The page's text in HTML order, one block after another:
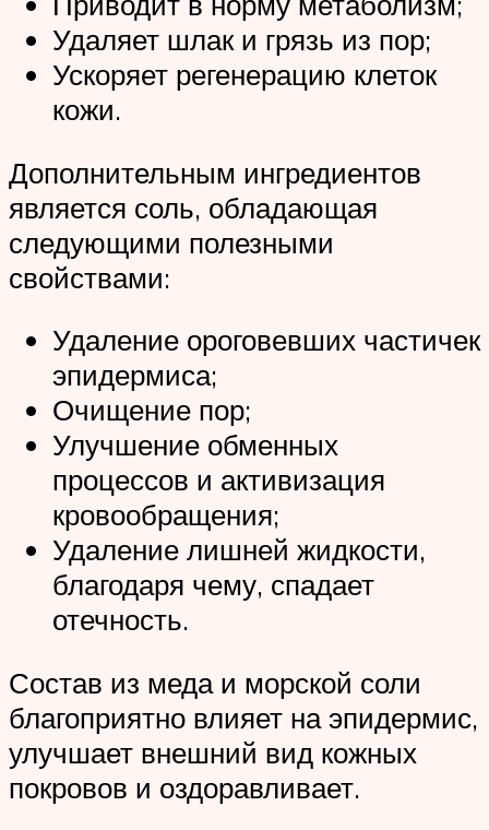
Удаляет шлак и грязь из пор;
Ускоряет регенерацию клеток
кожи.
Дополнительным ингредиентов
является соль, обладающая
следующими полезными
свойствами:
Удаление ороговевших частичек
эпидермиса;
Очищение пор;
Улучшение обменных
процессов и активизация
кровообращения;
Удаление лишней жидкости,
благодаря чему, спадает
отечность.
Состав из меда и морской соли
благоприятно влияет на эпидермис,
улучшает внешний вид кожных
покровов и оздоравливает.